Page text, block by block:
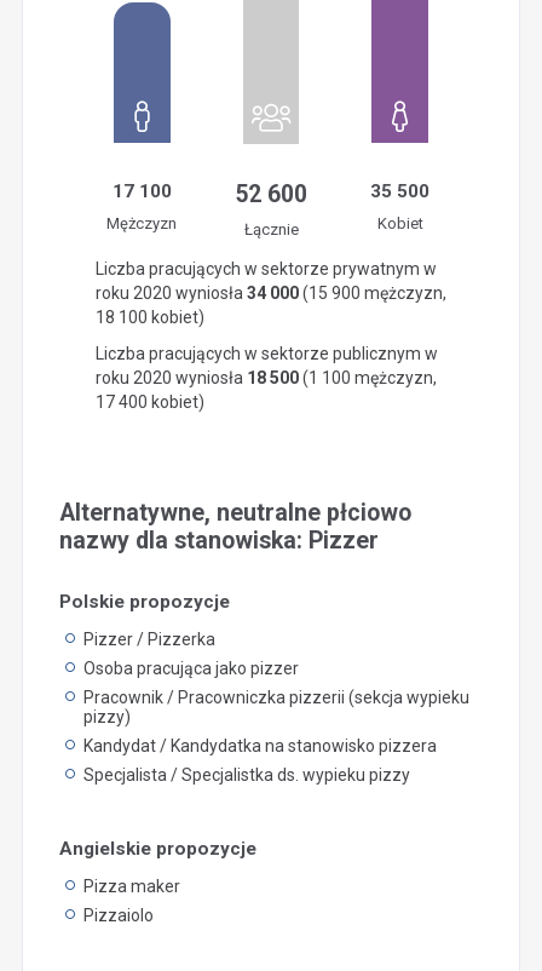
17 100
Mężczyzn
52 600
Łącznie
35 500
Kobiet
Liczba pracujących w sektorze prywatnym w
roku 2020 wyniosła 34 000(15 900 mężczyzn,
18 100 kobiet)
Liczba pracujących w sektorze publicznym w
roku 2020 wyniosła 18 500(1 100 mężczyzn,
17 400 kobiet)
Alternatywne, neutralne płciowo
nazwy dla stanowiska: Pizzer
Polskie propozycje
Pizzer / Pizzerka
Osoba pracująca jako pizzer
Pracownik / Pracowniczka pizzerii (sekcja wypieku
pizzy)
Kandydat / Kandydatka na stanowisko pizzera
Specjalista / Specjalistka ds. wypieku pizzy
Angielskie propozycje
Pizza maker
Pizzaiolo